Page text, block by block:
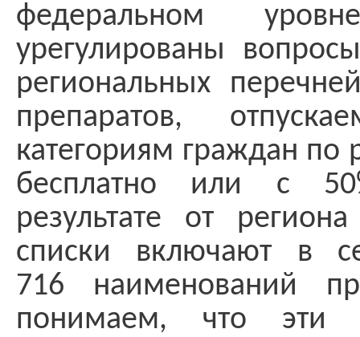
федеральном
урегулированы
региональных
препаратов,
категориям граждан по
бесплатно или с
результате от
списки включают в
716 наименований
понимаем, что эти